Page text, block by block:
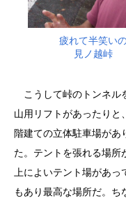
疲れて半笑い
見ノ越峠
こうして峠のトンネル
山用リフトがあったりと
階建ての立体駐車場があ
た。テントを張れる場所
上によいテント場があっ
もあり最高な場所だ。